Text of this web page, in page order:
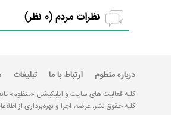
نظرات مردم (0 نظر)
درباره منظوم ارتباط با ما تبلیغات
کلیه فعالیت های سایت و اپلیکیشن «منظوم»
کلیه حقوق نشر، عرضه، اجرا و بهره‌برداری از